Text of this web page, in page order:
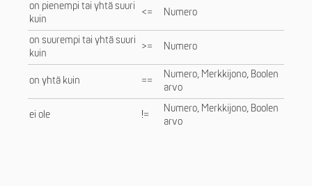
on pienempi tai yhtä suuri
kuin
<= Numero
on suurempi tai yhtä suuri
kuin
>= Numero
on yhtä kuin ==
Numero, Merkkijono, Boolen
arvo
ei ole !=
Numero, Merkkijono, Boolen
arvo